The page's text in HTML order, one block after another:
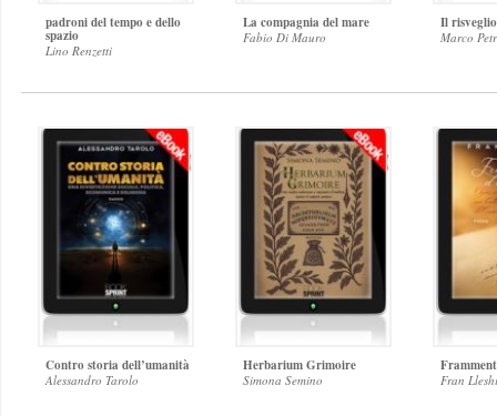
padroni del tempo e dello
spazio
Lino Renzetti
La compagnia del mare
Fabio Di Mauro
Il
Marco
Contro storia dell’umanità
Alessandro Tarolo
Herbarium Grimoire
Simona Semino Fran Lleshi